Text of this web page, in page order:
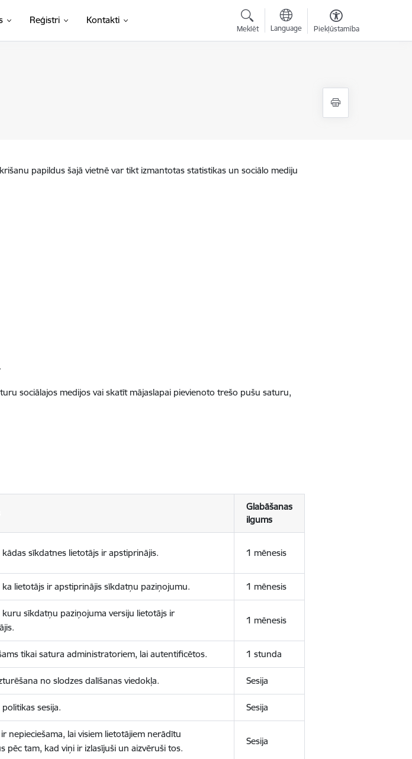
Reģistri Kontakti
Meklēt Language Piekļūstamība
papildus šajā vietnē var tikt izmantotas statistikas un sociālo mediju
sociālajos medijos vai skatīt mājaslapai pievienoto trešo pušu saturu,
Glabāšanas
ilgums
kādas sīkdatnes lietotājs ir apstiprinājis. 1 mēnesis
ka lietotājs ir apstiprinājis sīkdatņu paziņojumu. 1 mēnesis
kuru sīkdatņu paziņojuma versiju lietotājs ir
1 mēnesis
tikai satura administratoriem, lai autentificētos. 1 stunda
no slodzes dalīšanas viedokļa. Sesija
sesija. Sesija
nepieciešama, lai visiem lietotājiem nerādītu
pēc tam, kad viņi ir izlasījuši un aizvēruši tos.
Sesija